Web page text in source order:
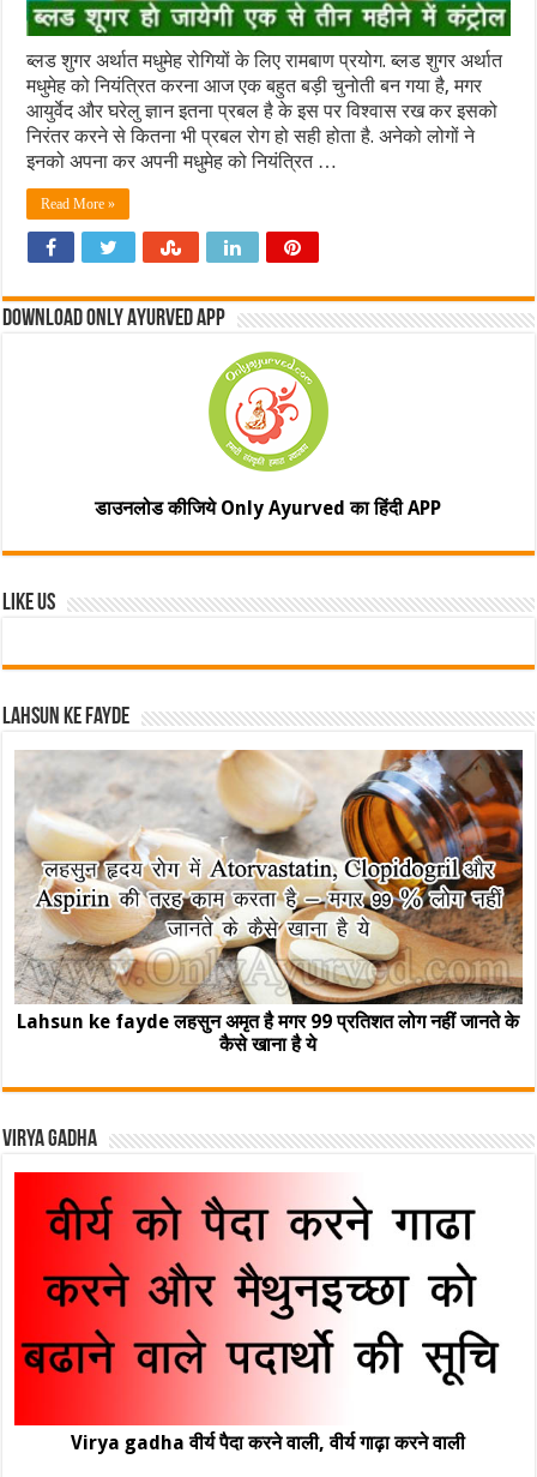
ब्लड शुगर अर्थात मधुमेह रोगियों के लिए रामबाण प्रयोग. ब्लड शुगर अर्थात
मधुमेह को नियंत्रित करना आज एक बहुत बड़ी चुनोती बन गया है, मगर
आयुर्वेद और घरेलु ज्ञान इतना प्रबल है के इस पर विश्वास रख कर इसको
निरंतर करने से कितना भी प्रबल रोग हो सही होता है. अनेको लोगों ने
इनको अपना कर अपनी मधुमेह को नियंत्रित …
Read More »
Download Only Ayurved App
डाउनलोड कीजिये Only Ayurved का हिंदी APP
Like Us
Lahsun ke fayde
Lahsun ke fayde लहसुन अमृत है मगर 99 प्रतिशत लोग नहीं जानते के
कैसे खाना है ये
Virya Gadha
Virya gadha वीर्य पैदा करने वाली, वीर्य गाढ़ा करने वाली